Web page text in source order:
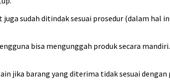
sudah ditindak sesuai prosedur (dalam
bisa mengunggah produk secara
barang yang diterima tidak sesuai dengan